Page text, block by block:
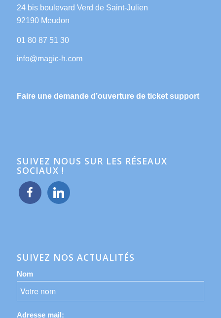
24 bis boulevard Verd de Saint-Julien
92190 Meudon
01 80 87 51 30
Faire une demande d’ouverture de ticket support
SUIVEZ NOUS SUR LES RÉSEAUX
SOCIAUX !
facebook linkedin
SUIVEZ NOS ACTUALITÉS
Nom
Adresse mail: